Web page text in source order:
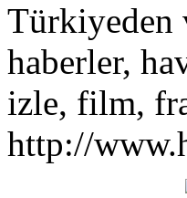
Türkiyeden
haberler,
izle, film,
http://